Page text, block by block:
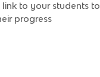
link to your students to
progress